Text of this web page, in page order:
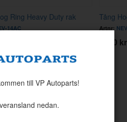
Ring Heavy Duty rak
14AC
Tång
Artnr:
1150 kr
till VP Autoparts!
nedan.